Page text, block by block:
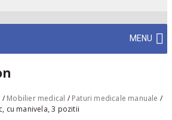
MENU
/ Mobilier medical / Paturi medicale manuale /
cu manivela, 3 pozitii